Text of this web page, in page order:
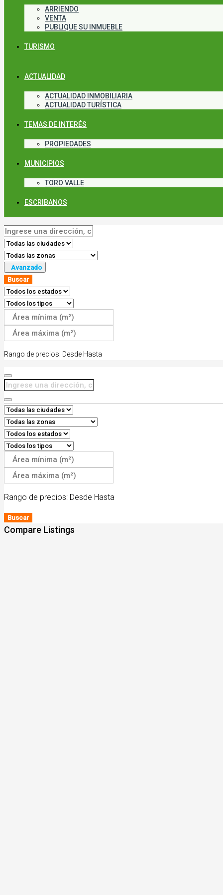
ARRIENDO
VENTA
PUBLIQUE SU INMUEBLE
TURISMO
ACTUALIDAD
ACTUALIDAD INMOBILIARIA
ACTUALIDAD TURÍSTICA
TEMAS DE INTERÉS
PROPIEDADES
MUNICIPIOS
TORO VALLE
ESCRIBANOS
Avanzado
Buscar
Rango de precios: Desde Hasta
Rango de precios: Desde Hasta
Buscar
Compare Listings